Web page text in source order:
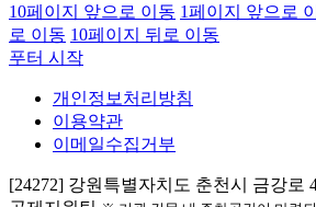
10페이지 앞으로 이동 1페이지 앞으로
로 이동 10페이지 뒤로 이동
푸터 시작
개인정보처리방침
이용약관
이메일수집거부
[24272] 강원특별자치도 춘천시 금강로